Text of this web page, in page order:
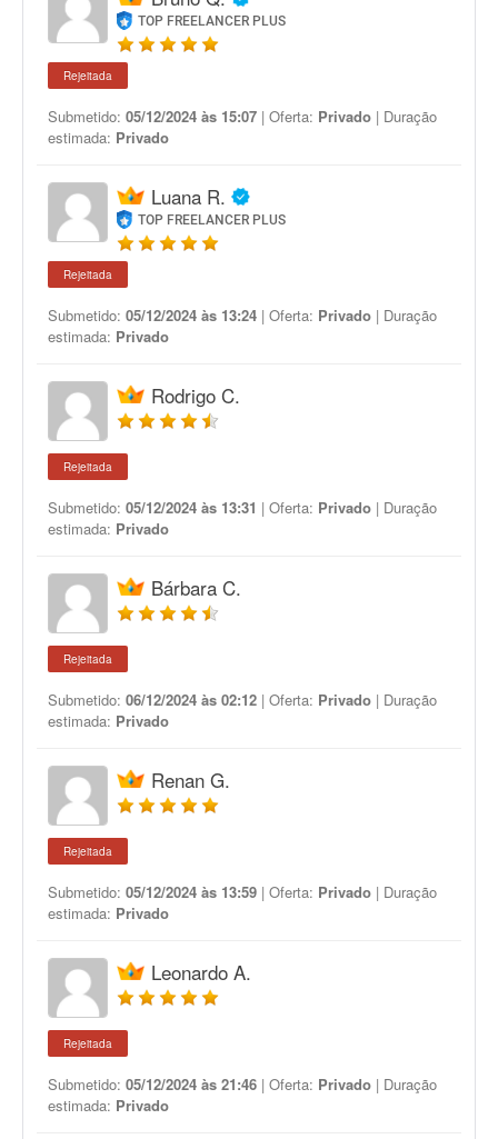
TOP FREELANCER PLUS
Rejeitada
Submetido: 05/12/2024 às 15:07 | Oferta: Privado | Duração
estimada: Privado
Luana R.
TOP FREELANCER PLUS
Rejeitada
Submetido: 05/12/2024 às 13:24 | Oferta: Privado | Duração
estimada: Privado
Rodrigo C.
Rejeitada
Submetido: 05/12/2024 às 13:31 | Oferta: Privado | Duração
estimada: Privado
Bárbara C.
Rejeitada
Submetido: 06/12/2024 às 02:12 | Oferta: Privado | Duração
estimada: Privado
Renan G.
Rejeitada
Submetido: 05/12/2024 às 13:59 | Oferta: Privado | Duração
estimada: Privado
Leonardo A.
Rejeitada
Submetido: 05/12/2024 às 21:46 | Oferta: Privado | Duração
estimada: Privado